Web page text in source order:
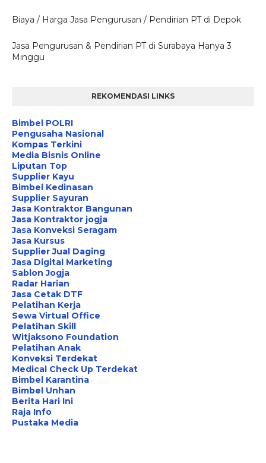
Biaya / Harga Jasa Pengurusan / Pendirian PT di Depok
Jasa Pengurusan & Pendirian PT di Surabaya Hanya 3
Minggu
REKOMENDASI LINKS
Bimbel POLRI
Pengusaha Nasional
Kompas Terkini
Media Bisnis Online
Liputan Top
Supplier Kayu
Bimbel Kedinasan
Supplier Sayuran
Jasa Kontraktor Bangunan
Jasa Kontraktor jogja
Jasa Konveksi Seragam
Jasa Kursus
Supplier Jual Daging
Jasa Digital Marketing
Sablon Jogja
Radar Harian
Jasa Cetak DTF
Pelatihan Kerja
Sewa Virtual Office
Pelatihan Skill
Witjaksono Foundation
Pelatihan Anak
Konveksi Terdekat
Medical Check Up Terdekat
Bimbel Karantina
Bimbel Unhan
Berita Hari Ini
Raja Info
Pustaka Media